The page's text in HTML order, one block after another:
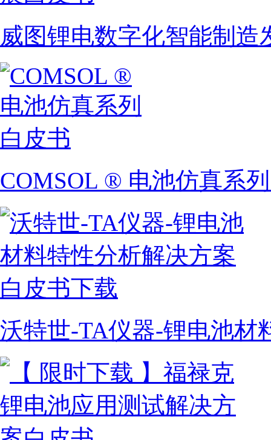
威图锂电数字化智能制造
COMSOL ® 电池仿真系
沃特世-TA仪器-锂电池材